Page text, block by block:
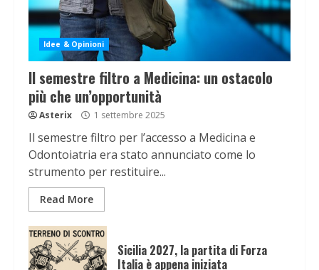
Idee & Opinioni
Il semestre filtro a Medicina: un ostacolo
più che un’opportunità
Asterix 1 settembre 2025
Il semestre filtro per l’accesso a Medicina e
Odontoiatria era stato annunciato come lo
strumento per restituire...
Read More
Sicilia 2027, la partita di Forza
Italia è appena iniziata